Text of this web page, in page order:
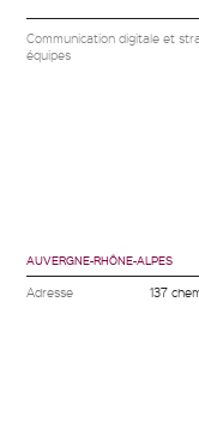
Communication digitale et
équipes
AUVERGNE-RHÔNE-ALPES
Adresse 137